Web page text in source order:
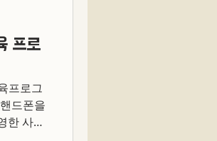
프로
프로그
드폰을
한 사진